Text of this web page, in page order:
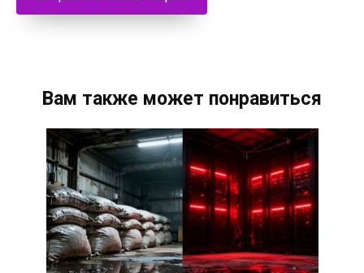
Вам также может понравиться